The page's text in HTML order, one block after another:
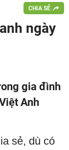
CHIA SẺ
ngày
gia đình
Anh
sẻ, dù có